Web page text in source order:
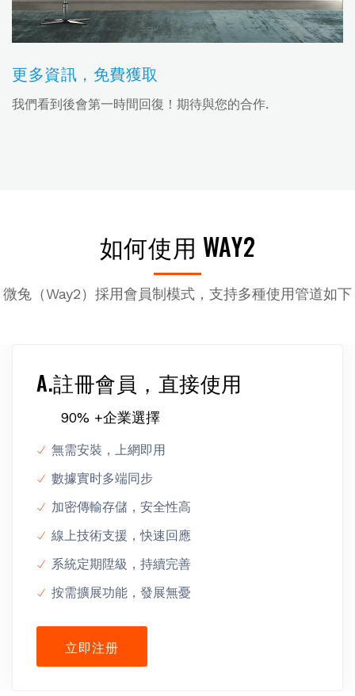
更多資訊，免費獲取
我們看到後會第一時間回復！期待與您的合作.
如何使用 WAY2
微兔（Way2）採用會員制模式，支持多種使用管道如下
A.註冊會員，直接使用
90% +企業選擇
無需安裝，上網即用
數據實时多端同步
加密傳輸存儲，安全性高
線上技術支援，快速回應
系統定期陞級，持續完善
按需擴展功能，發展無憂
立即注册